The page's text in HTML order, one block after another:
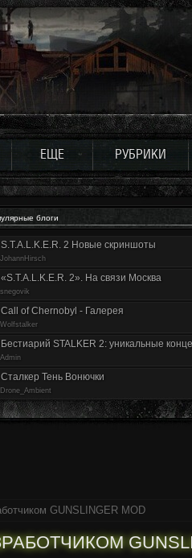
ЕЩЕ РУБРИКИ
блоги
S.T.A.L.K.E.R. 2 Новые скриншоты
JohannHirsch
«S.T.A.L.K.E.R. 2». На связи Москва
snegovik
Call of Chernobyl - Галерея
Wolfstalker
Бестиарий STALKER 2: уникальные
Аdmin
Сталкер Тень Вонючки
Drone_Ambient
GUNSLINGER MOD